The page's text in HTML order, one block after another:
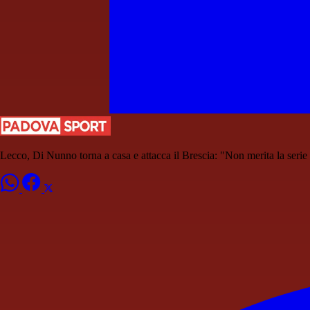
Lecco, Di Nunno torna a casa e attacca il Brescia: "Non merita la